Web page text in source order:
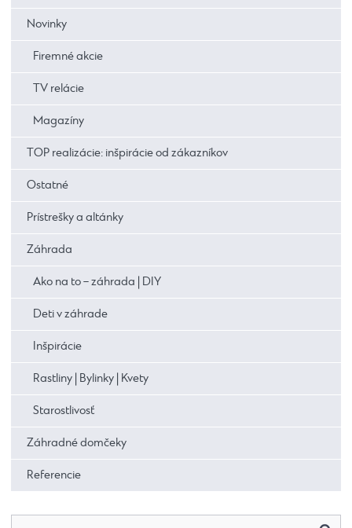
Novinky
Firemné akcie
TV relácie
Magazíny
TOP realizácie: inšpirácie od zákazníkov
Ostatné
Prístrešky a altánky
Záhrada
Ako na to – záhrada | DIY
Deti v záhrade
Inšpirácie
Rastliny | Bylinky | Kvety
Starostlivosť
Záhradné domčeky
Referencie